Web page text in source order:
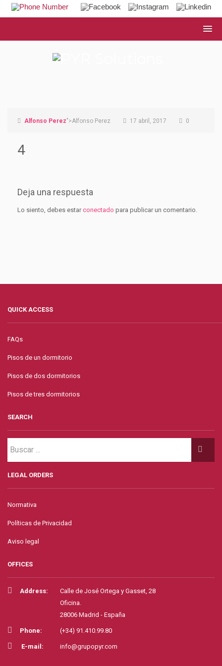
Alfonso Perez">Alfonso Perez 17 abril, 2017 0
4
Deja una respuesta
Lo siento, debes estarconectado para publicar un comentario.
QUICK ACCESS
FAQs
Pisos de un dormitorio
Pisos de dos dormitorios
Pisos de tres dormitorios
SEARCH
LEGAL ORDERS
Normativa
Políticas de Privacidad
Aviso legal
OFFICES
Address:
Calle de José Ortega y Gasset, 28
Oficina.
28006 Madrid - España
Phone: (+34) 91.410.99.80
E-mail: info@grupopyr.com